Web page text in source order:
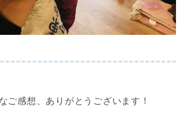
感想、ありがとうございます！